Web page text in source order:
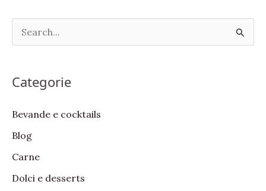
e
r
f
o
r
Categorie
Bevande e cocktails
Blog
Carne
Dolci e desserts